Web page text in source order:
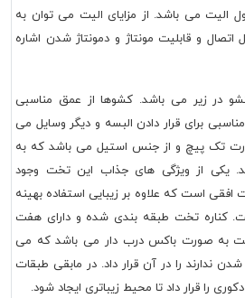
الیت می باشد. از مزایای الیت می توان به
و قابلیت مونتاژ و دمونتاژ شدن اشاره
در زیر می باشد. کشوها از عمق مناسبی
برای قرار دادن البسه و دیگر وسایل می
تک پیچ و از جنس استیل می باشد که به
یکی از ویژگی های جذاب این تخت وجود
افقی است که علاوه بر زیبایی استفاده بهینه
کناره تخت طبقه بندی شده و دارای هفت
به صورت باکس درب دار می باشد که می
ندارند را در آن قرار داد. در مابقی طبقات
را قرار داد تا محیط زیباتری ایجاد شود.